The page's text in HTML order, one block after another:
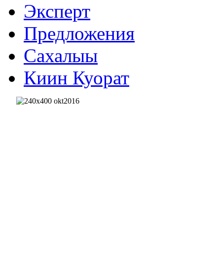
Эксперт
Предложения
Сахалыы
Киин Куорат